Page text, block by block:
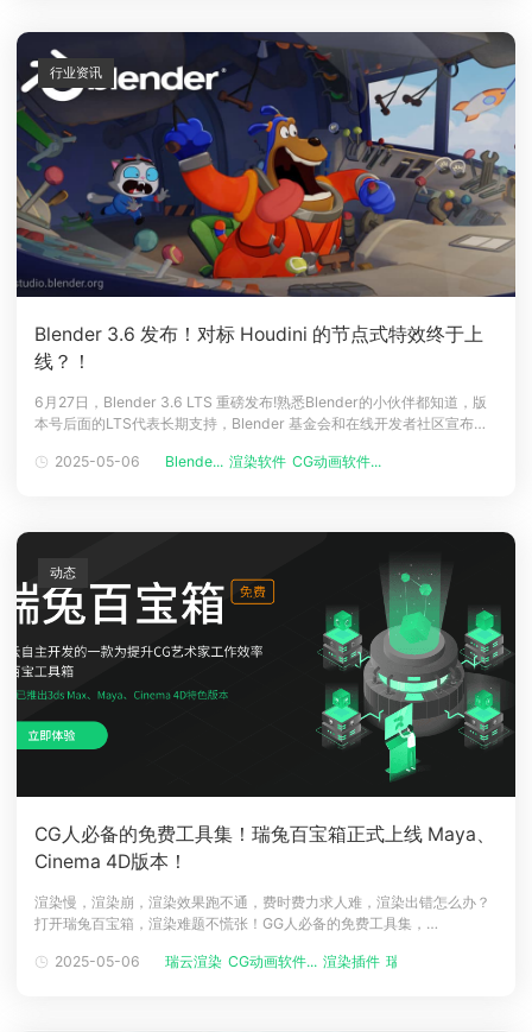
Blender 3.6 发布！对标 Houdini 的节点式特效终于上
线？！
6月27日，Blender 3.6 LTS 重磅发布!熟悉Blender的小伙伴都知道，版
本号后面的LTS代表长期支持，Blender 基金会和在线开发者社区宣布这
更新!好久没关注Blender的更新，这次真的有被 Blender 3.6 的宣传片给
2025-05-06 Blende... 渲染软件 CG动画软件...
行业资讯
CG人必备的免费工具集！瑞兔百宝箱正式上线 Maya、
Cinema 4D版本！
渲染慢，渲染崩，渲染效果跑不通，费时费力求人难，渲染出错怎么办？
打开瑞兔百宝箱，渲染难题不慌张！GG人必备的免费工具集，
题不慌张！01 什么是瑞兔百宝箱？瑞兔百宝箱（英文：Raytool）是
2025-05-06 瑞云渲染 CG动画软件... 渲染插件
动态